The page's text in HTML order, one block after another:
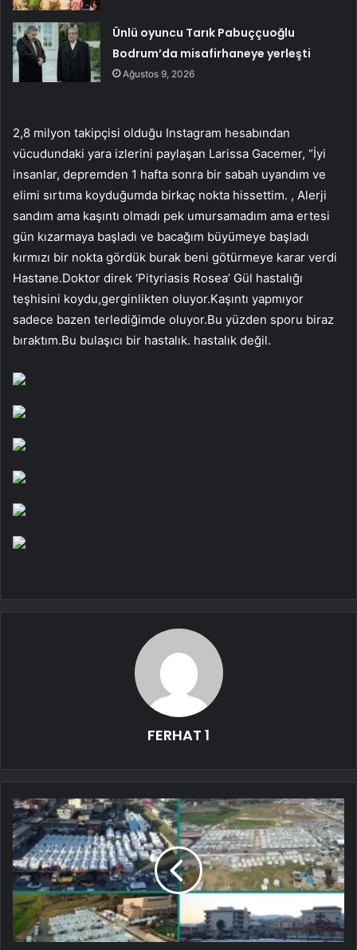
Ünlü oyuncu Tarık Pabuççuoğlu
Bodrum’da misafirhaneye yerleşti
Ağustos 9, 2026
2,8 milyon takipçisi olduğu Instagram hesabından
vücudundaki yara izlerini paylaşan Larissa Gacemer, “İyi
insanlar, depremden 1 hafta sonra bir sabah uyandım ve
elimi sırtıma koyduğumda birkaç nokta hissettim. , Alerji
sandım ama kaşıntı olmadı pek umursamadım ama ertesi
gün kızarmaya başladı ve bacağım büyümeye başladı
kırmızı bir nokta gördük burak beni götürmeye karar verdi
Hastane.Doktor direk ‘Pityriasis Rosea’ Gül hastalığı
teşhisini koydu,gerginlikten oluyor.Kaşıntı yapmıyor
sadece bazen terlediğimde oluyor.Bu yüzden sporu biraz
bıraktım.Bu bulaşıcı bir hastalık. hastalık değil.
FERHAT 1